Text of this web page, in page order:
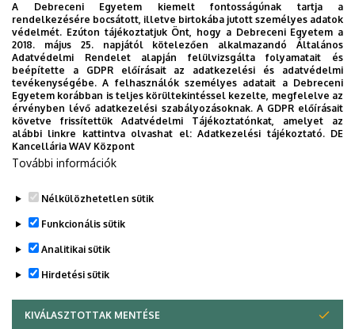
Weiner Leó Kollégium
Weboldal Tudóstér profil
Dolgozói adatmódosítás igénylése a DE
telefonkönyvében
A Debreceni Egyetem kiemelt fontosságúnak tartja a
rendelkezésére bocsátott, illetve birtokába jutott személyes adatok
védelmét. Ezúton tájékoztatjuk Önt, hogy a Debreceni Egyetem a
2018. május 25. napjától kötelezően alkalmazandó Általános
Adatvédelmi Rendelet alapján felülvizsgálta folyamatait és
beépítette a GDPR előírásait az adatkezelési és adatvédelmi
tevékenységébe. A felhasználók személyes adatait a Debreceni
Egyetem korábban is teljes körültekintéssel kezelte, megfelelve az
érvényben lévő adatkezelési szabályozásoknak. A GDPR előírásait
követve frissítettük Adatvédelmi Tájékoztatónkat, amelyet az
alábbi linkre kattintva olvashat el:Adatkezelési tájékoztató. DE
Kancellária WAV Központ
További információk
Nélkülözhetetlen sütik
Funkcionális sütik
Analitikai sütik
Hirdetési sütik
KIVÁLASZTOTTAK MENTÉSE
WITHDRAW CONSENT